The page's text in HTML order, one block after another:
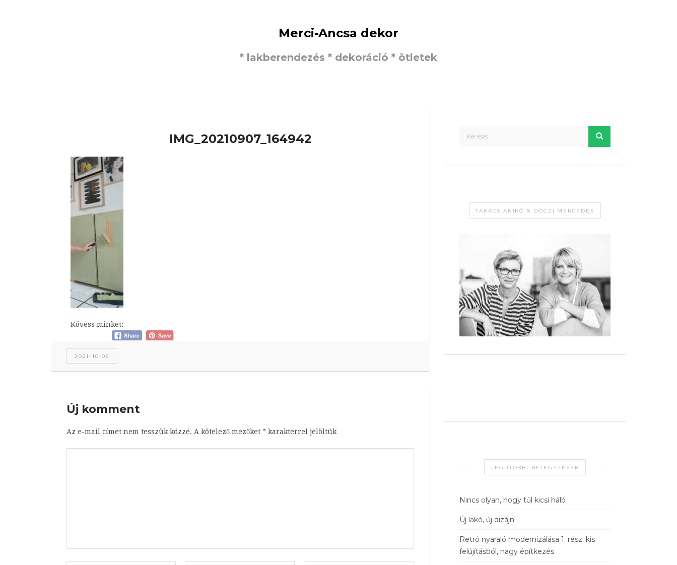
Merci-Ancsa dekor
* lakberendezés * dekoráció * ötletek
IMG_20210907_164942
Kövess minket:
2021-10-05
Új komment
Az e-mail címet nem tesszük közzé. A kötelező mezőket * karakterrel jelöltük
TAKÁCS ANIKÓ & DÓCZI MERCEDES
LEGUTÓBBI BEJEGYZÉSEK
Nincs olyan, hogy túl kicsi háló
Új lakó, új dizájn
Retró nyaraló modernizálása 1. rész: kis
felújításból, nagy építkezés